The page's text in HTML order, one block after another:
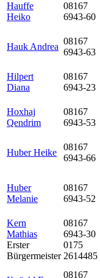
Hauffe
Heiko
08167
6943-60
Hauk Andrea
08167
6943-63
Hilpert
Diana
08167
6943-23
Hoxhaj
Qendrim
08167
6943-53
Huber Heike
08167
6943-66
Huber
Melanie
08167
6943-52
Kern
Mathias
Erster
Bürgermeister
08167
6943-30
0175
2614485
08167